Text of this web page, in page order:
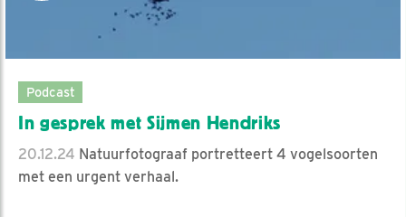
Podcast
In gesprek met Sijmen Hendriks
20.12.24 Natuurfotograaf portretteert 4 vogelsoorten
met een urgent verhaal.